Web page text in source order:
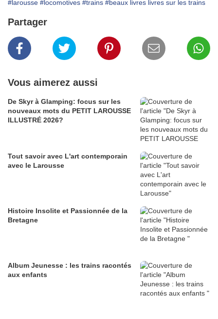
#larousse #locomotives #trains #beaux livres livres sur les trains
Partager
Vous aimerez aussi
De Skyr à Glamping: focus sur les
nouveaux mots du PETIT LAROUSSE
ILLUSTRÉ 2026?
Tout savoir avec L'art contemporain
avec le Larousse
Histoire Insolite et Passionnée de la
Bretagne
Album Jeunesse : les trains racontés
aux enfants